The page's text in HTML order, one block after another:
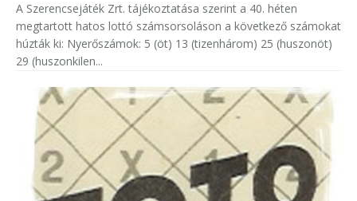
A Szerencsejáték Zrt. tájékoztatása szerint a 40. héten
megtartott hatos lottó számsorsoláson a következő számokat
húzták ki: Nyerőszámok: 5 (öt) 13 (tizenhárom) 25 (huszonöt)
29 (huszonkilen...